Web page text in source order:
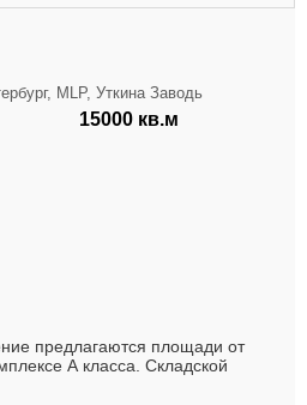
MLP, Уткина Заводь
15000 кв.м
предлагаются площади от
А класса. Складской